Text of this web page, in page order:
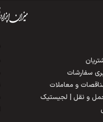
سفارشات
و معاملات
حمل و نقل | لجیستیک